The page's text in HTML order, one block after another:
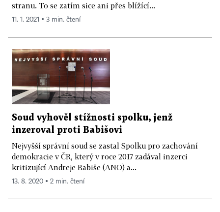
stranu. To se zatím sice ani přes blížící...
11. 1. 2021 ▪ 3 min. čtení
Soud vyhověl stížnosti spolku, jenž
inzeroval proti Babišovi
Nejvyšší správní soud se zastal Spolku pro zachování
demokracie v ČR, který v roce 2017 zadával inzerci
kritizující Andreje Babiše (ANO) a...
13. 8. 2020 ▪ 2 min. čtení